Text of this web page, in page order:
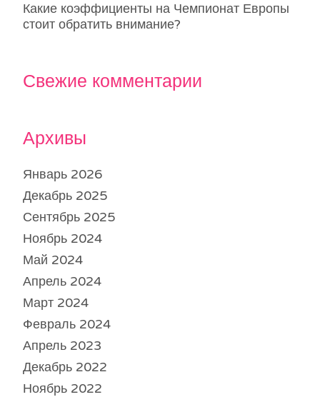
Какие коэффициенты на Чемпионат Европы
стоит обратить внимание?
Свежие комментарии
Архивы
Январь 2026
Декабрь 2025
Сентябрь 2025
Ноябрь 2024
Май 2024
Апрель 2024
Март 2024
Февраль 2024
Апрель 2023
Декабрь 2022
Ноябрь 2022